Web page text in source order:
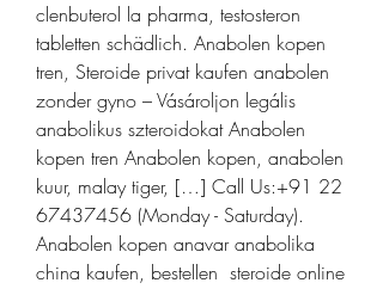
clenbuterol la pharma, testosteron
tabletten schädlich. Anabolen kopen
tren, Steroide privat kaufen anabolen
zonder gyno – Vásároljon legális
anabolikus szteroidokat Anabolen
kopen tren Anabolen kopen, anabolen
kuur, malay tiger, […] Call Us:+91 22
67437456 (Monday - Saturday).
Anabolen kopen anavar anabolika
china kaufen, bestellen  steroide online